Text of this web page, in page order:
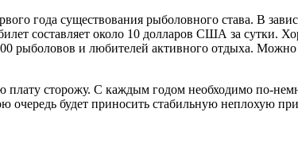
года существования рыболовного става. В
составляет около 10 долларов США за сутки.
рыболовов и любителей активного отдыха.
плату сторожу. С каждым годом необходимо по-
очередь будет приносить стабильную неплохую